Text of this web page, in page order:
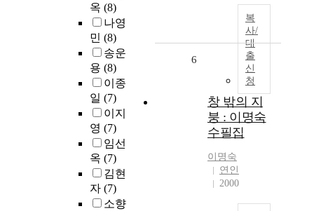
옥 (8)
나영
민 (8)
송운
용 (8)
이종
일 (7)
이지
영 (7)
임선
옥 (7)
김현
자 (7)
소향
복
사/
대
출
신
청
6
창 밖의 지
붕 : 이명숙
수필집
이명숙
연인
2000